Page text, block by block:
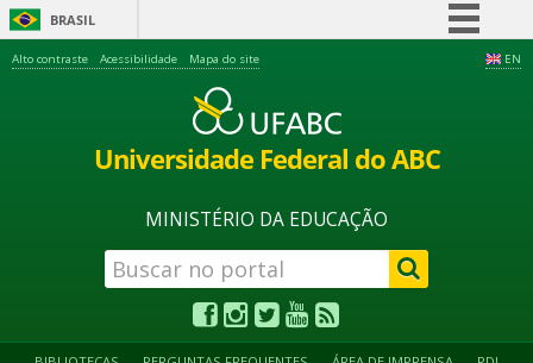
BRASIL
Acesso à informação
Legislação
Canais
EN
Alto contraste Acessibilidade Mapa do site
Universidade Federal do ABC
MINISTÉRIO DA EDUCAÇÃO